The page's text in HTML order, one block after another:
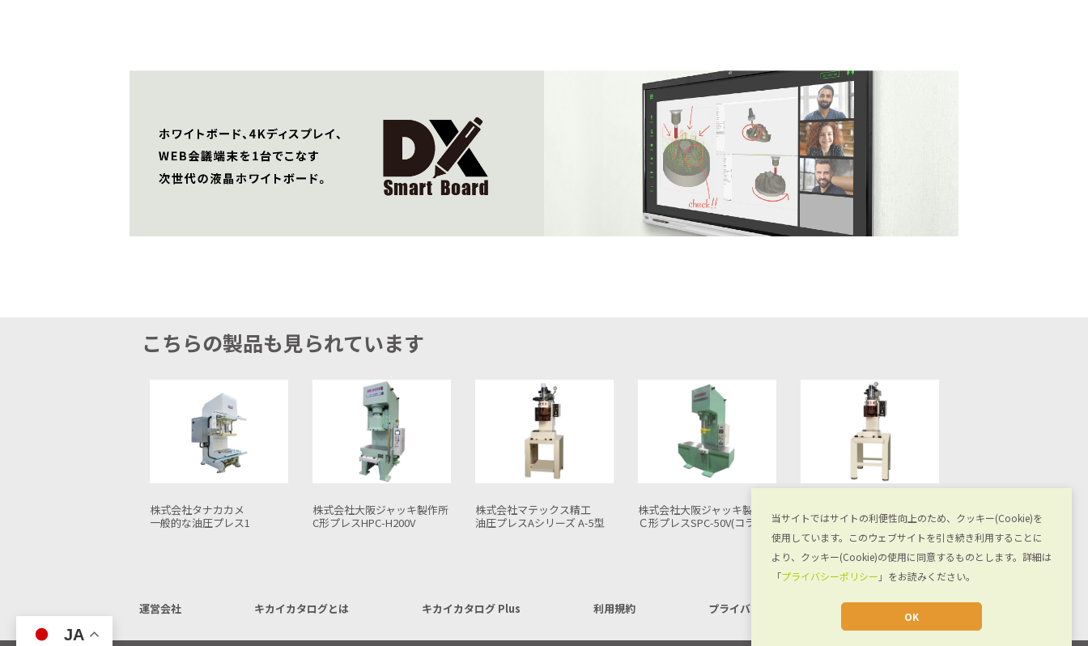
こちらの製品も見られています
株式会社大阪ジャッキ製作所
C形プレスHPC-H200V
株式会社マテックス精工
油圧プレスAシリーズ A-5型
株式会社大阪ジャッキ製作所
Ｃ形プレスSPC-50V(コラムガイド式)
株式会社マテックス精工
油圧プレスAシリーズ A-3型
株式会社大阪ジャッキ製作所
C形プレスHPC-H100V
C形プレスHPC-H150V
運営会社 キカイカタログとは キカイカタログ Plus 利用規約 プライバシーポリシー
JA
当サイトではサイトの利便性向上のため、クッキー(Cookie)を
使用しています。このウェブサイトを引き続き利用することに
より、クッキー(Cookie)の使用に同意するものとします。詳細は
「プライバシーポリシー 」をお読みください。
OK